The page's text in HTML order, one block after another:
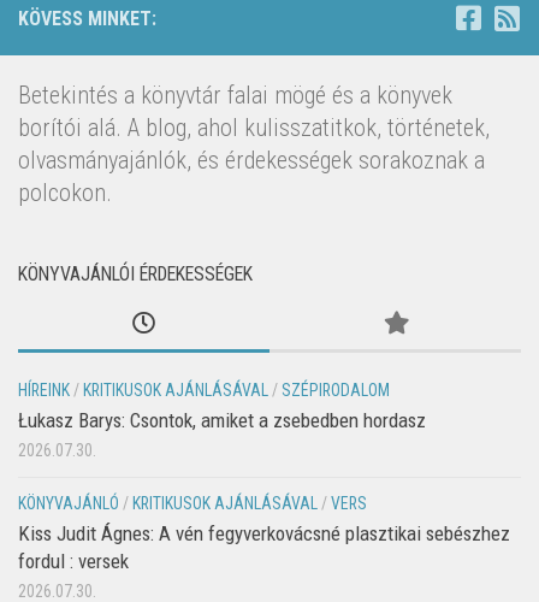
KÖVESS MINKET:
Betekintés a könyvtár falai mögé és a könyvek
borítói alá. A blog, ahol kulisszatitkok, történetek,
olvasmányajánlók, és érdekességek sorakoznak a
polcokon.
KÖNYVAJÁNLÓI ÉRDEKESSÉGEK
HÍREINK / KRITIKUSOK AJÁNLÁSÁVAL / SZÉPIRODALOM
Łukasz Barys: Csontok, amiket a zsebedben hordasz
2026.07.30.
KÖNYVAJÁNLÓ / KRITIKUSOK AJÁNLÁSÁVAL /VERS
Kiss Judit Ágnes: A vén fegyverkovácsné plasztikai sebészhez
fordul : versek
2026.07.30.